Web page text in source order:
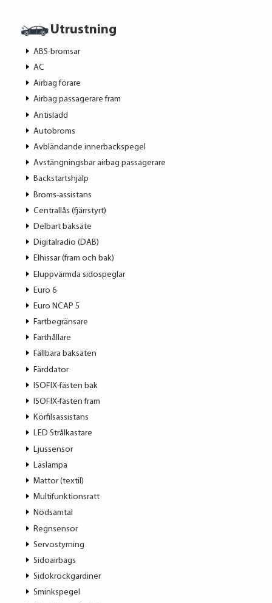
Utrustning
ABS-bromsar
AC
Airbag förare
Airbag passagerare fram
Antisladd
Autobroms
Avbländande innerbackspegel
Avstängningsbar airbag passagerare
Backstartshjälp
Broms-assistans
Centrallås (fjärrstyrt)
Delbart baksäte
Digitalradio (DAB)
Elhissar (fram och bak)
Eluppvärmda sidospeglar
Euro 6
Euro NCAP 5
Fartbegränsare
Farthållare
Fällbara baksäten
Färddator
ISOFIX-fästen bak
ISOFIX-fästen fram
Körfilsassistans
LED Strålkastare
Ljussensor
Läslampa
Mattor (textil)
Multifunktionsratt
Nödsamtal
Regnsensor
Servostyrning
Sidoairbags
Sidokrockgardiner
Sminkspegel